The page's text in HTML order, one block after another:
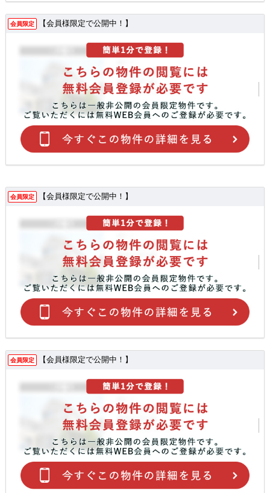
会員限定 【会員様限定で公開中！】
会員限定 【会員様限定で公開中！】
会員限定 【会員様限定で公開中！】